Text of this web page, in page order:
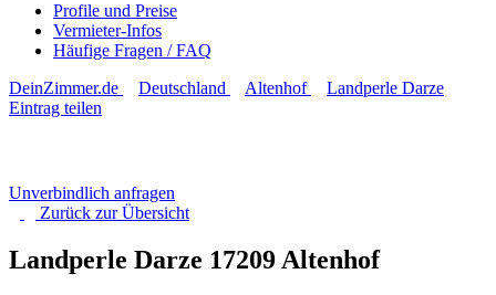
Profile und Preise
Vermieter-Infos
Häufige Fragen / FAQ
DeinZimmer.de
Deutschland Altenhof
Landperle Darze
Eintrag teilen
Unverbindlich anfragen
Zurück zurÜbersicht
Landperle Darze 17209 Altenhof